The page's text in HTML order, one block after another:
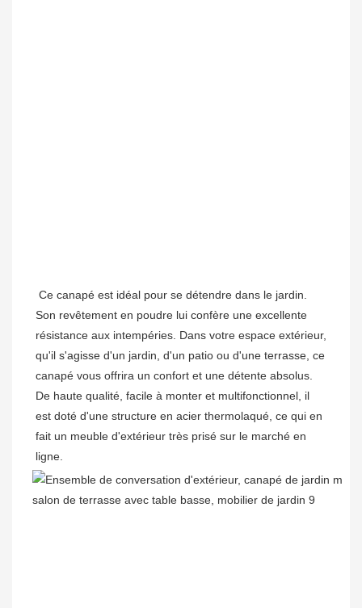
Ce canapé est idéal pour se détendre dans le jardin.
Son revêtement en poudre lui confère une excellente
résistance aux intempéries. Dans votre espace extérieur,
qu'il s'agisse d'un jardin, d'un patio ou d'une terrasse, ce
canapé vous offrira un confort et une détente absolus.
De haute qualité, facile à monter et multifonctionnel, il
est doté d'une structure en acier thermolaqué, ce qui en
fait un meuble d'extérieur très prisé sur le marché en
ligne.